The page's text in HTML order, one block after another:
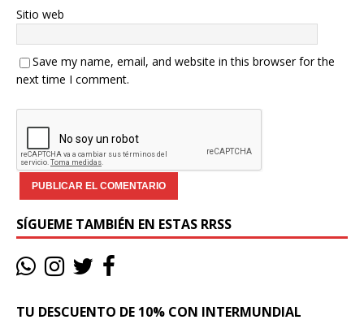
Sitio web
Save my name, email, and website in this browser for the
next time I comment.
SÍGUEME TAMBIÉN EN ESTAS RRSS
TU DESCUENTO DE 10% CON INTERMUNDIAL